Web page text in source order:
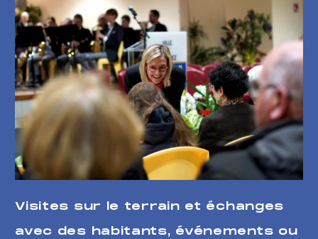
Visites sur le terrain et échanges
avec des habitants, événements ou